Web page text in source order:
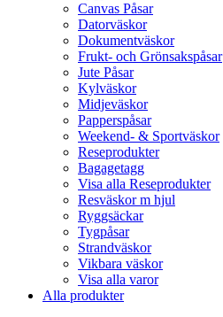
Canvas Påsar
Datorväskor
Dokumentväskor
Frukt- och Grönsakspåsar
Jute Påsar
Kylväskor
Midjeväskor
Papperspåsar
Weekend- & Sportväskor
Reseprodukter
Bagagetagg
Visa alla Reseprodukter
Resväskor m hjul
Ryggsäckar
Tygpåsar
Strandväskor
Vikbara väskor
Visa alla varor
Alla produkter